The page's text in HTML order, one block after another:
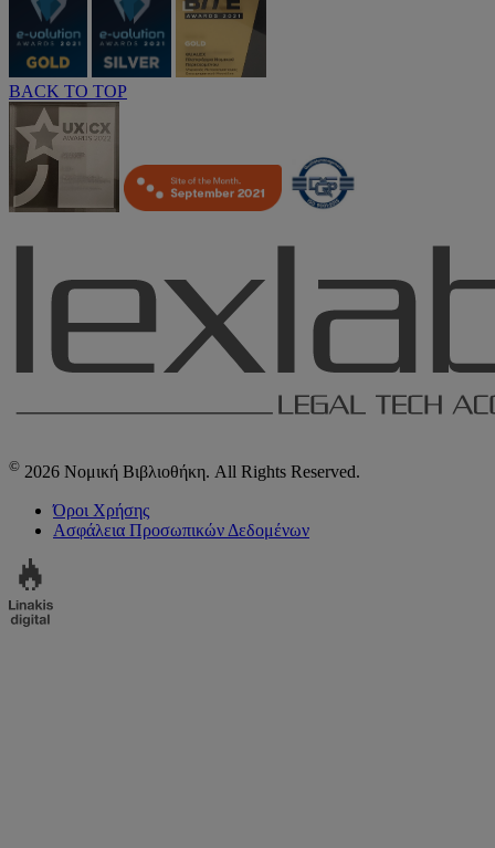
BACK TO TOP
© 2026 Νομική Βιβλιοθήκη. All Rights Reserved.
Όροι Χρήσης
Ασφάλεια Προσωπικών Δεδομένων